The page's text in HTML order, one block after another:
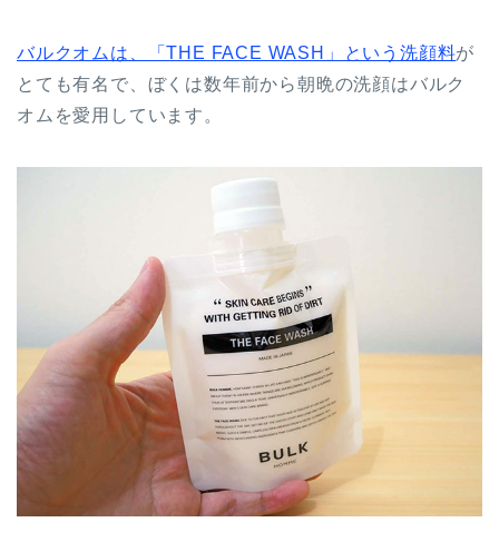
バルクオムは、「THE FACE WASH」という洗顔料が
とても有名で、ぼくは数年前から朝晩の洗顔はバルク
オムを愛用しています。